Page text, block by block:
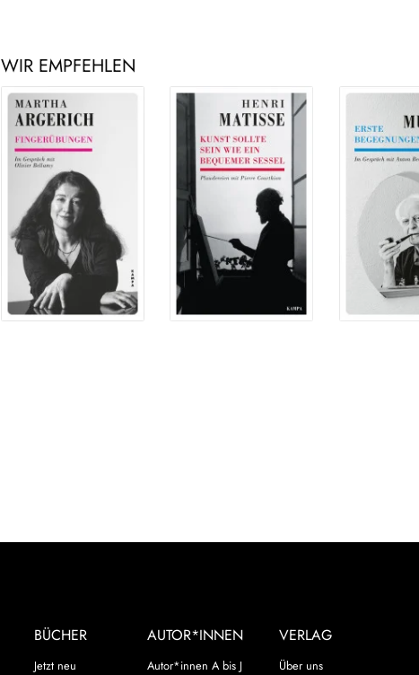
WIR EMPFEHLEN
BÜCHER
Jetzt neu
AUTOR*INNEN
Autor*innen A bis J
VERLAG
Über uns